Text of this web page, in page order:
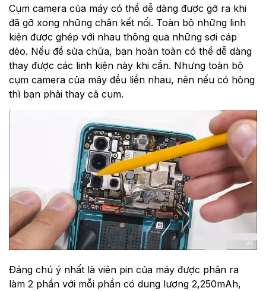
Cụm camera của máy có thể dễ dàng được gỡ ra khi
đã gỡ xong những chân kết nối. Toàn bộ những linh
kiện được ghép với nhau thông qua những sợi cáp
dẻo. Nếu để sửa chữa, bạn hoàn toàn có thể dễ dàng
thay được các linh kiện này khi cần. Nhưng toàn bộ
cụm camera của máy đều liền nhau, nên nếu có hỏng
thì bạn phải thay cả cụm.
Đáng chú ý nhất là viên pin của máy được phân ra
làm 2 phần với mỗi phần có dung lượng 2,250mAh,